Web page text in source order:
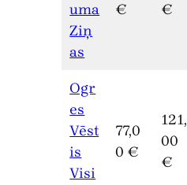
uma
Ziņ
as
€
€
Ogr
es
Vēst
is
Visi
77,0
0 €
121,
00
€